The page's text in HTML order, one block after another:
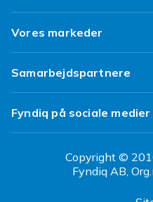
Brukt/ Refurbished
Design dit eget tøj
Klimaarbejde
Job hos Fyndiq
Tilgængelighed
Transparensrapport
Vores markeder
Fyndiq Sverige
Fyndiq Finland
Fyndiq Norge
CDON Danmark
CDON Sverige
Samarbejdspartnere
Partner Help Center
Regler og kvalitet
Fyndiq på sociale medier
Copyright ©
Fyndiq AB,